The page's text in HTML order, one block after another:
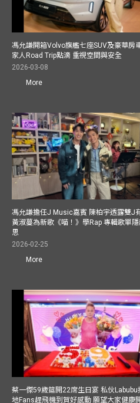
馮允謙開箱Volvo旗艦七座SUV及豪華房
家人Road Trip點滴 重視空間與安全
2026-03-08
More
馮允謙擔任J Music嘉賓 陳柏宇透露雙J
黃淑蔓為新歌《喵！》學Rap 專輯歌單
思
2026-02-25
More
蔡一傑59歲筵開22席生日宴 私伙Labubu
地Fans趕飛機到賀好感動 願望大家健康